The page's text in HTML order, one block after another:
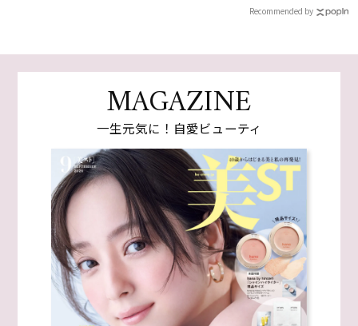
Recommended by
MAGAZINE
一生元気に！自愛ビューティ